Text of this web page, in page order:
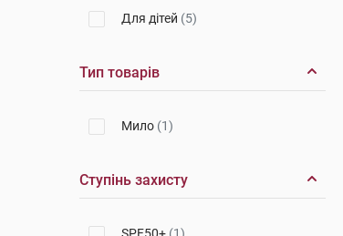
Для дітей (5)
Тип товарів
Мило (1)
Ступінь захисту